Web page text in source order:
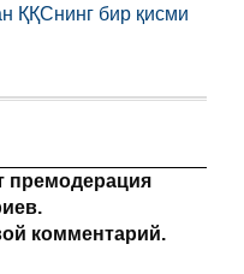
ҚҚСнинг бир қисми
премодерация
комментарий.